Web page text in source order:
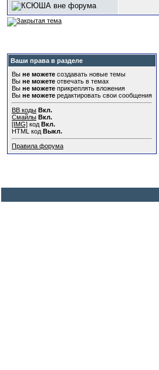
Ваши права в разделе
Вы не можете создавать новые темы
Вы не можете отвечать в темах
Вы не можете прикреплять вложения
Вы не можете редактировать свои сообщения
BB коды Вкл.
Смайлы Вкл.
[IMG] код Вкл.
HTML код Выкл.
Правила форума